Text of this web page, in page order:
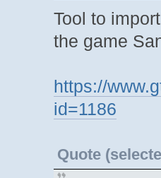
Tool to
the game
https://
id=1186
Quote